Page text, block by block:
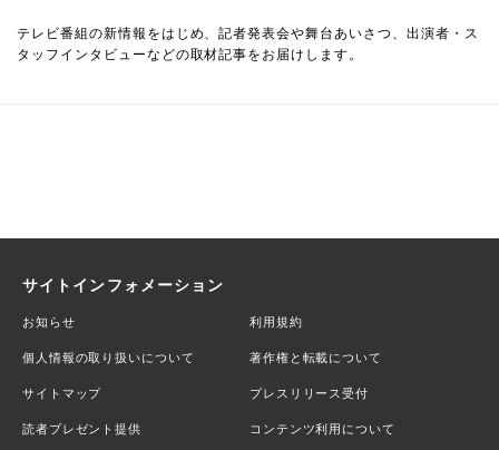
テレビ番組の新情報をはじめ、記者発表会や舞台あいさつ、出演者・ス
タッフインタビューなどの取材記事をお届けします。
サイトインフォメーション
お知らせ 利用規約
個人情報の取り扱いについて 著作権と転載について
サイトマップ プレスリリース受付
読者プレゼント提供 コンテンツ利用について